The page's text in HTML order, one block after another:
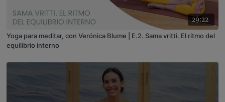
29:22
Yoga para meditar, con Verónica Blume | E.2. Sama vritti. El ritmo del
equilibrio interno